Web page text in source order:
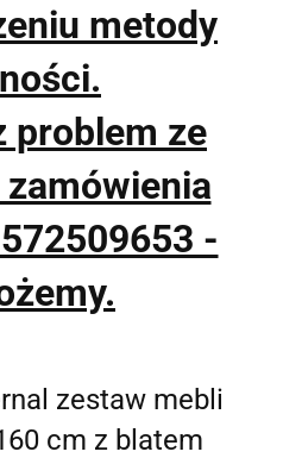
metody
problem ze
zamówienia
-
zestaw mebli
cm z blatem